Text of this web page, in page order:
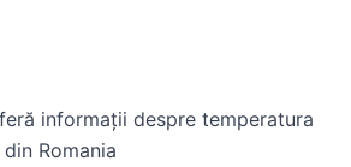
informații despre temperatura
Romania